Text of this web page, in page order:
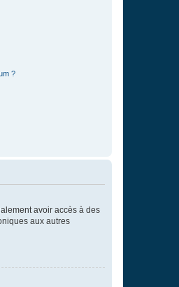
?
avoir accès à des
aux autres